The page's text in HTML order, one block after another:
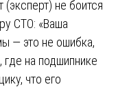
не боится
СТО: «Ваша
— это не ошибка,
где на подшипнике
что его